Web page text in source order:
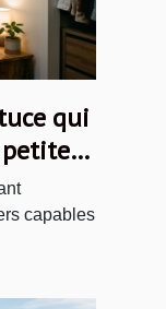
qui
capables